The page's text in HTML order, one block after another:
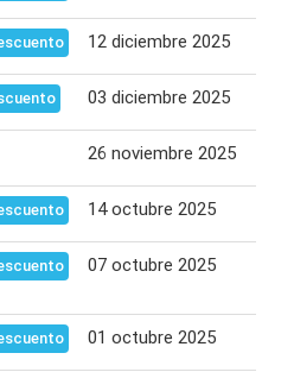
12 diciembre 2025
03 diciembre 2025
26 noviembre 2025
14 octubre 2025
07 octubre 2025
01 octubre 2025